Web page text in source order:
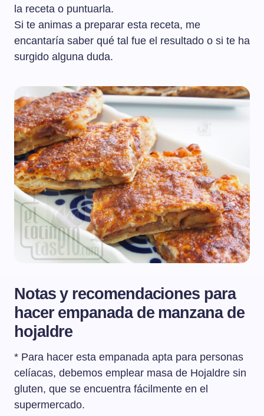
la receta o puntuarla.
Si te animas a preparar esta receta, me
encantaría saber qué tal fue el resultado o si te ha
surgido alguna duda.
Notas y recomendaciones para
hacer empanada de manzana de
hojaldre
* Para hacer esta empanada apta para personas
celíacas, debemos emplear masa de Hojaldre sin
gluten, que se encuentra fácilmente en el
supermercado.